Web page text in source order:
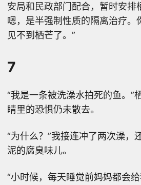
安局和民政部门配合，暂时安
嗯，是半强制性质的隔离治疗。
见不到栖芒了。”
7
“我是一条被洗澡水拍死的鱼。”
睛里的恐惧仍未散去。
“为什么？”我接连冲了两次澡，
泥的腐臭味儿。
“小时候，每天睡觉前妈妈都会给